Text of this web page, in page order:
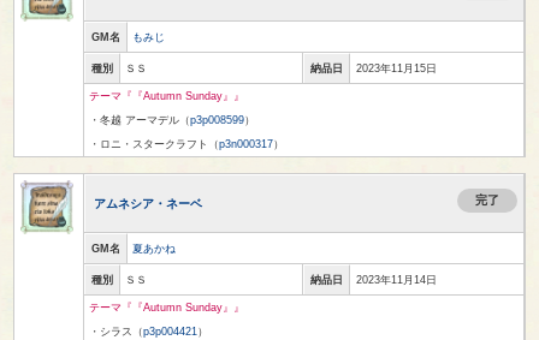
GM名 もみじ
種別 ＳＳ 納品日 2023年11月15日
テーマ『『Autumn Sunday』』
・冬越 アーマデル（p3p008599）
・ロニ・スタークラフト（p3n000317）
アムネシア・ネーベ 完了
GM名 夏あかね
種別 ＳＳ 納品日 2023年11月14日
テーマ『『Autumn Sunday』』
・シラス（p3p004421）